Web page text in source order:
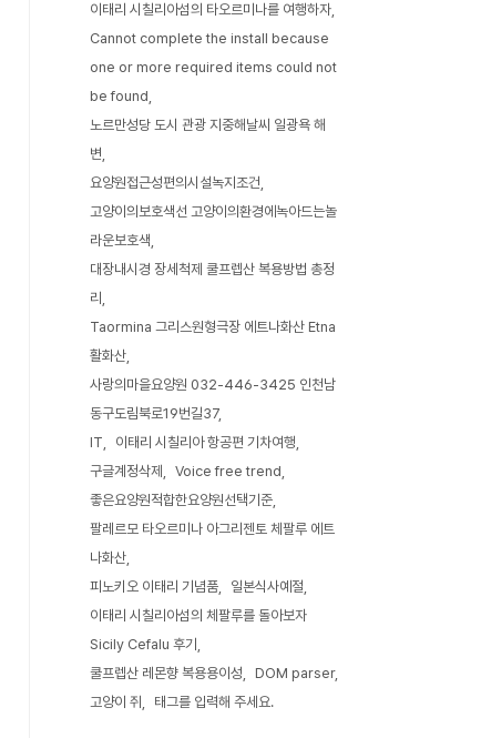
이태리 시칠리아섬의 타오르미나를 여행하자
Cannot complete the install because
one or more required items could not
be found
노르만성당 도시 관광 지중해날씨 일광욕 해
변
요양원접근성편의시설녹지조건
고양이의보호색선 고양이의환경에녹아드는놀
라운보호색
대장내시경 장세척제 쿨프렙산 복용방법 총정
리
Taormina 그리스원형극장 에트나화산 Etna
활화산
사랑의마을요양원 032-446-3425 인천남
동구도림북로19번길37
IT
이태리 시칠리아 항공편 기차여행
구글계정삭제
Voice free trend
좋은요양원적합한요양원선택기준
팔레르모 타오르미나 아그리젠토 체팔루 에트
나화산
피노키오 이태리 기념품
일본식사예절
이태리 시칠리아섬의 체팔루를 돌아보자
Sicily Cefalu 후기
쿨프렙산 레몬향 복용용이성
DOM parser
고양이 쥐
태그를 입력해 주세요.